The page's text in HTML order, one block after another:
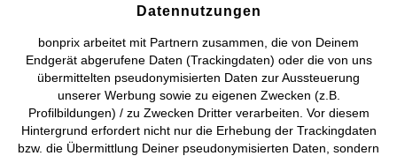
Vertrag widerrufen
©2026 bonprix.Alle Rechte vorbehalten.
Datennutzungen
bonprix arbeitet mit Partnern zusammen, die von Deinem
Endgerät abgerufene Daten (Trackingdaten) oder die von uns
übermittelten pseudonymisierten Daten zur Aussteuerung
unserer Werbung sowie zu eigenen Zwecken (z.B.
Profilbildungen) / zu Zwecken Dritter verarbeiten. Vor diesem
Hintergrund erfordert nicht nur die Erhebung der Trackingdaten
bzw. die Übermittlung Deiner pseudonymisierten Daten, sondern